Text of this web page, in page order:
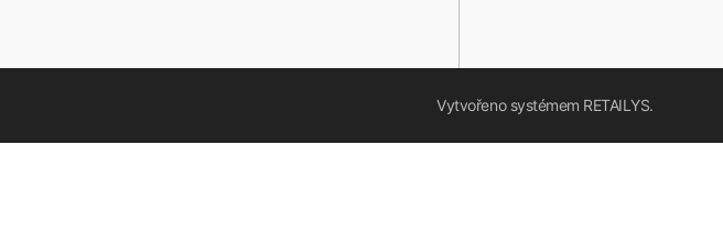
Vytvořeno systémem RETAILYS.